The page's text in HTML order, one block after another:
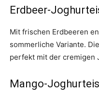
Erdbeer-
Mit frischen Erdbeeren
sommerliche Variante.
perfekt mit der cremigen
Mango-Joghurteis